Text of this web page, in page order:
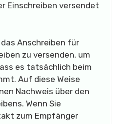
Einschreiben versendet
Anschreiben für
zu versenden, um
es tatsächlich beim
Auf diese Weise
Nachweis über den
Wenn Sie
zum Empfänger